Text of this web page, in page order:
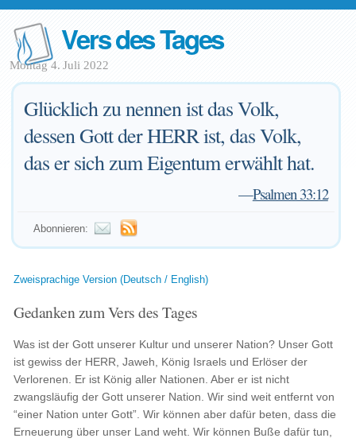
Vers des Tages
Montag 4. Juli 2022
Glücklich zu nennen ist das Volk,
dessen Gott der HERR ist, das Volk,
das er sich zum Eigentum erwählt hat.
—Psalmen 33:12
Abonnieren:
Zweisprachige Version (Deutsch / English)
Gedanken zum Vers des Tages
Was ist der Gott unserer Kultur und unserer Nation? Unser Gott
ist gewiss der HERR, Jaweh, König Israels und Erlöser der
Verlorenen. Er ist König aller Nationen. Aber er ist nicht
zwangsläufig der Gott unserer Nation. Wir sind weit entfernt von
“einer Nation unter Gott”. Wir können aber dafür beten, dass die
Erneuerung über unser Land weht. Wir können Buße dafür tun,